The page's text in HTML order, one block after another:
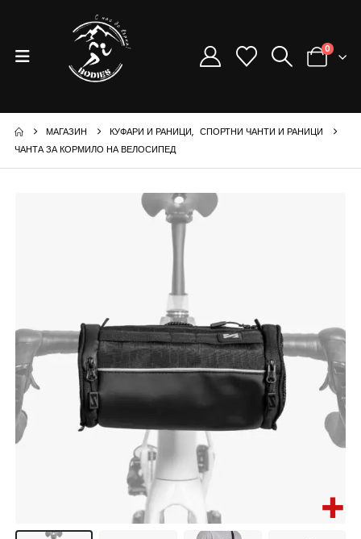
0
МАГАЗИН КУФАРИ И РАНИЦИ, СПОРТНИ ЧАНТИ И РАНИЦИ
ЧАНТА ЗА КОРМИЛО НА ВЕЛОСИПЕД